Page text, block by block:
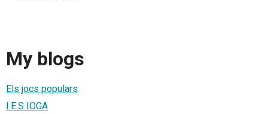
My blogs
Els jocs populars
I.E.S IOGA